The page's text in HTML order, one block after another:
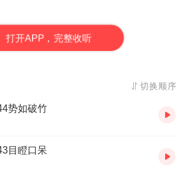
打开APP，完整收听
切换顺序
势如破竹
目瞪口呆